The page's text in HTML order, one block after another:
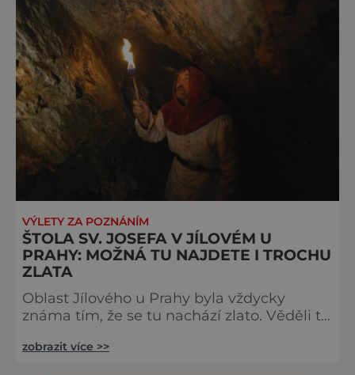
VÝLETY ZA POZNÁNÍM
ŠTOLA SV. JOSEFA V JÍLOVÉM U
PRAHY: MOŽNÁ TU NAJDETE I TROCHU
ZLATA
Oblast Jílového u Prahy byla vždycky
známa tím, že se tu nachází zlato. Věděli to
Josefa. Štolu pak najdeme zakreslenou i na
zobrazit více >>